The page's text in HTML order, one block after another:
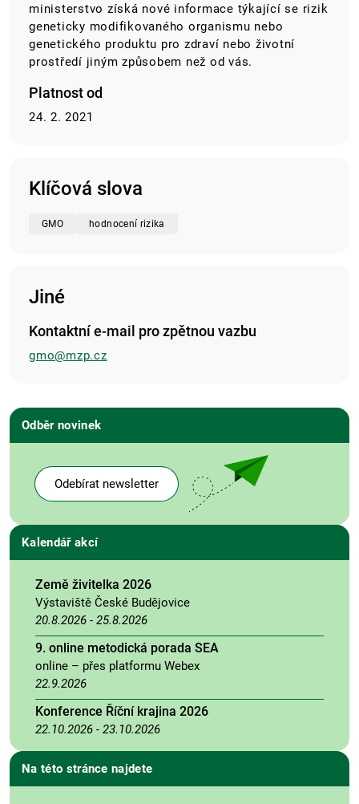
ministerstvo získá nové informace týkající se rizik
geneticky modifikovaného organismu nebo
genetického produktu pro zdraví nebo životní
prostředí jiným způsobem než od vás.
Platnost od
24. 2. 2021
Klíčová slova
GMO hodnocení rizika
Jiné
Kontaktní e-mail pro zpětnou vazbu
gmo@mzp.cz
Odběr novinek
Odebírat newsletter
Kalendář akcí
Země živitelka 2026
Výstaviště České Budějovice
20.8.2026 - 25.8.2026
9. online metodická porada SEA
online – přes platformu Webex
22.9.2026
Konference Říční krajina 2026
22.10.2026 - 23.10.2026
Na této stránce najdete